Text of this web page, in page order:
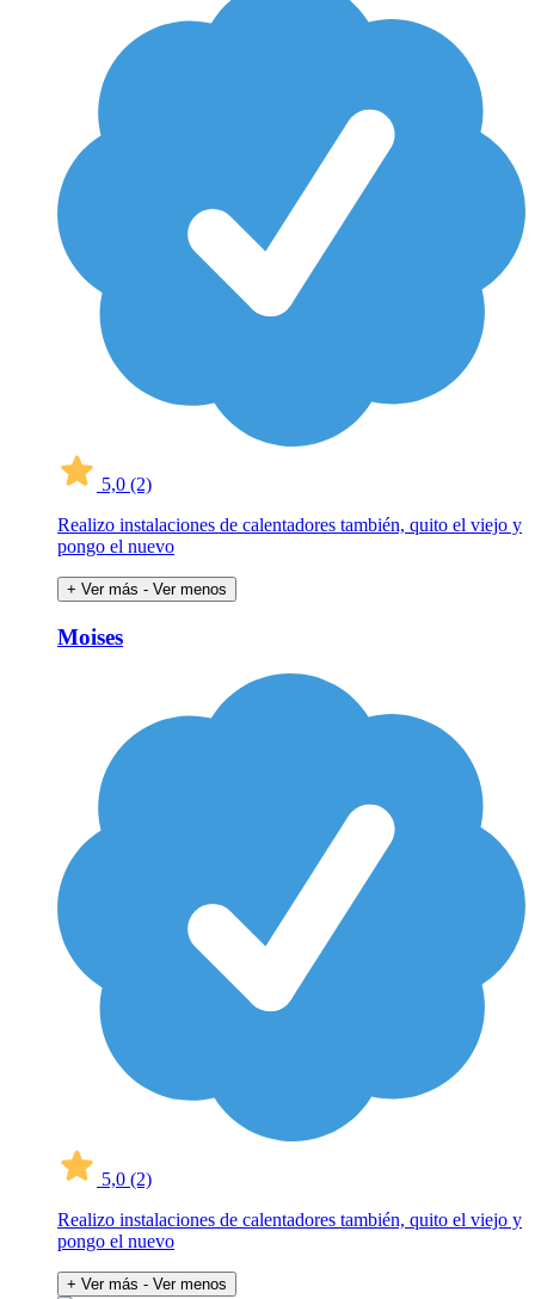
5,0 (2)
Realizo instalaciones de calentadores también, quito el viejo y
pongo el nuevo
+ Ver más - Ver menos
Moises
5,0 (2)
Realizo instalaciones de calentadores también, quito el viejo y
pongo el nuevo
+ Ver más - Ver menos